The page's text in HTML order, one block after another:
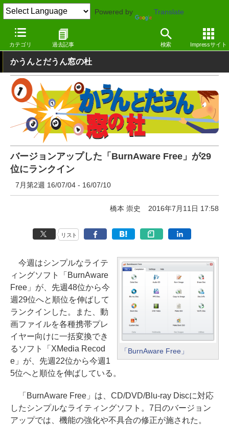
Powered by Translate
カテゴリ 過去記事 検索 Impressサイト
窓の杜 その他の話題
かうんとだうん窓の杜
バージョンアップした「BurnAware Free」が29
位にランクイン
7月第2週 16/07/04 - 16/07/10
橋本 崇史 2016年7月11日 17:58
リスト
「BurnAware Free」
今週はシンプルなライテ
ィングソフト「BurnAware
Free」が、先週48位から今
週29位へと順位を伸ばして
ランクインした。また、動
画ファイルを各種携帯プレ
イヤー向けに一括変換でき
るソフト「XMedia Recod
e」が、先週22位から今週1
5位へと順位を伸ばしている。
「BurnAware Free」は、CD/DVD/Blu-ray Discに対応
したシンプルなライティングソフト。7日のバージョン
アップでは、機能の強化や不具合の修正が施された。